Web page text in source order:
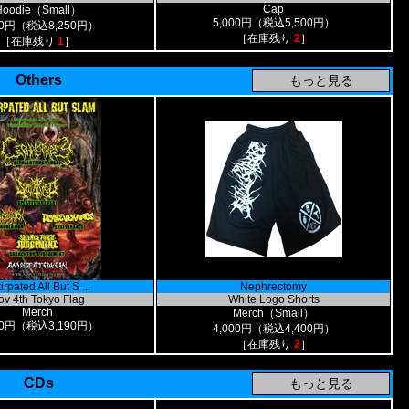
（Small）
円（税込8,250円）
［在庫残り 1］
Cap
5,000円（税込5,500円）
［在庫残り 2］
Others
All But S ...
4th Tokyo Flag
Merch
円（税込3,190円）
Nephrectomy
White Logo Shorts
Merch（Small）
4,000円（税込4,400円）
［在庫残り 2］
CDs